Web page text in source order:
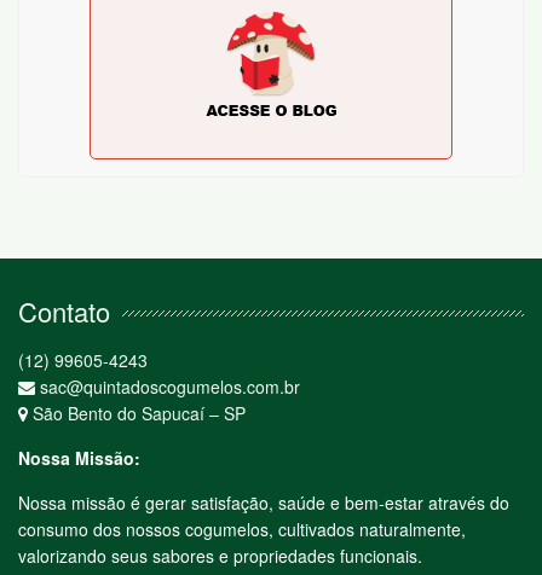
Contato
(12) 99605-4243
sac@quintadoscogumelos.com.br
São Bento do Sapucaí – SP
Nossa Missão:
Nossa missão é gerar satisfação, saúde e bem-estar através do
consumo dos nossos cogumelos, cultivados naturalmente,
valorizando seus sabores e propriedades funcionais.